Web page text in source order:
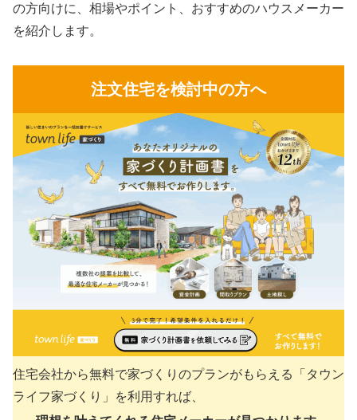
の方向けに、相場やポイント、おすすめのハウスメーカー
を紹介します。
注文住宅を検討中の方へ
住宅会社から無料で家づくりのプランがもらえる「タウン
ライフ家づくり」を利用すれば、